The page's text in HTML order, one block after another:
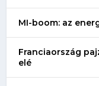
MI-boom: az
Franciaország
elé